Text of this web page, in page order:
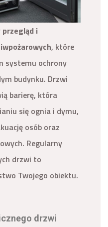
przegląd i
, które
systemu ochrony
budynku. Drzwi
barierę, która
się ognia i dymu,
osób oraz
Regularny
drzwi to
Twojego obiektu.
drzwi